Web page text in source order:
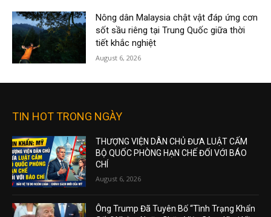
Nông dân Malaysia chật vật đáp ứng cơn
sốt sầu riêng tại Trung Quốc giữa thời
tiết khắc nghiệt
August 6, 2026
TIN HOT TRONG NGÀY
THƯỢNG VIỆN DÂN CHỦ ĐƯA LUẬT CẤM
BỘ QUỐC PHÒNG HẠN CHẾ ĐỐI VỚI BÁO
CHÍ
August 6, 2026
Ông Trump Đã Tuyên Bố “Tình Trạng Khẩn